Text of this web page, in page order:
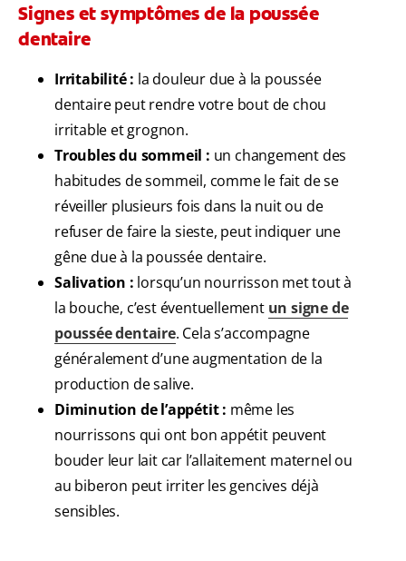
Signes et symptômes de la poussée
dentaire
Irritabilité : la douleur due à la poussée
dentaire peut rendre votre bout de chou
irritable et grognon.
Troubles du sommeil : un changement des
habitudes de sommeil, comme le fait de se
réveiller plusieurs fois dans la nuit ou de
refuser de faire la sieste, peut indiquer une
gêne due à la poussée dentaire.
Salivation : lorsqu’un nourrisson met tout à
la bouche, c’est éventuellement un signe de
poussée dentaire. Cela s’accompagne
généralement d’une augmentation de la
production de salive.
Diminution de l’appétit : même les
nourrissons qui ont bon appétit peuvent
bouder leur lait car l’allaitement maternel ou
au biberon peut irriter les gencives déjà
sensibles.